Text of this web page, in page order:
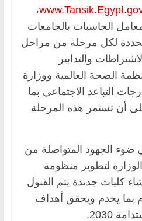
،
الحاسبات بالجامعات
لكل مرحلة من مراحل
والتدابير
الصحة العالمية ووزارة
التباعد الاجتماعي بما
أن تستمر هذه المرحلة
ضوء الجهود المتواصلة من
لتطوير منظومة
كليات جديدة يتم القبول
بما يخدم ويحقق أهداف
2030.